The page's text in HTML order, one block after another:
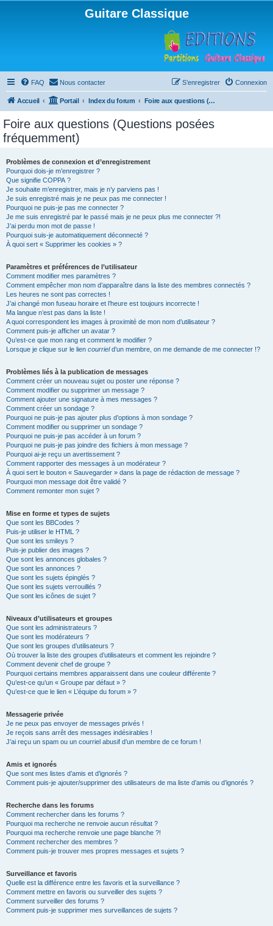
Guitare Classique
FAQ Nous contacter Connexion
S’enregistrer
Accueil Portail Index du forum Foire aux questions (Questions posées fréquemment)
Foire aux questions (Questions posées
fréquemment)
Problèmes de connexion et d’enregistrement
Pourquoi dois-je m’enregistrer ?
Que signifie COPPA ?
Je souhaite m’enregistrer, mais je n’y parviens pas !
Je suis enregistré mais je ne peux pas me connecter !
Pourquoi ne puis-je pas me connecter ?
Je me suis enregistré par le passé mais je ne peux plus me connecter ?!
J’ai perdu mon mot de passe !
Pourquoi suis-je automatiquement déconnecté ?
À quoi sert « Supprimer les cookies » ?
Paramètres et préférences de l’utilisateur
Comment modifier mes paramètres ?
Comment empêcher mon nom d’apparaître dans la liste des membres connectés ?
Les heures ne sont pas correctes !
J’ai changé mon fuseau horaire et l’heure est toujours incorrecte !
Ma langue n’est pas dans la liste !
A quoi correspondent les images à proximité de mon nom d’utilisateur ?
Comment puis-je afficher un avatar ?
Qu’est-ce que mon rang et comment le modifier ?
Lorsque je clique sur le lien courrield’un membre, on me demande de me connecter !?
Problèmes liés à la publication de messages
Comment créer un nouveau sujet ou poster une réponse ?
Comment modifier ou supprimer un message ?
Comment ajouter une signature à mes messages ?
Comment créer un sondage ?
Pourquoi ne puis-je pas ajouter plus d’options à mon sondage ?
Comment modifier ou supprimer un sondage ?
Pourquoi ne puis-je pas accéder à un forum ?
Pourquoi ne puis-je pas joindre des fichiers à mon message ?
Pourquoi ai-je reçu un avertissement ?
Comment rapporter des messages à un modérateur ?
À quoi sert le bouton « Sauvegarder » dans la page de rédaction de message ?
Pourquoi mon message doit être validé ?
Comment remonter mon sujet ?
Mise en forme et types de sujets
Que sont les BBCodes ?
Puis-je utiliser le HTML ?
Que sont les smileys ?
Puis-je publier des images ?
Que sont les annonces globales ?
Que sont les annonces ?
Que sont les sujets épinglés ?
Que sont les sujets verrouillés ?
Que sont les icônes de sujet ?
Niveaux d’utilisateurs et groupes
Que sont les administrateurs ?
Que sont les modérateurs ?
Que sont les groupes d’utilisateurs ?
Où trouver la liste des groupes d’utilisateurs et comment les rejoindre ?
Comment devenir chef de groupe ?
Pourquoi certains membres apparaissent dans une couleur différente ?
Qu’est-ce qu’un « Groupe par défaut » ?
Qu’est-ce que le lien « L’équipe du forum » ?
Messagerie privée
Je ne peux pas envoyer de messages privés !
Je reçois sans arrêt des messages indésirables !
J’ai reçu un spam ou un courriel abusif d’un membre de ce forum !
Amis et ignorés
Que sont mes listes d’amis et d’ignorés ?
Comment puis-je ajouter/supprimer des utilisateurs de ma liste d’amis ou d’ignorés ?
Recherche dans les forums
Comment rechercher dans les forums ?
Pourquoi ma recherche ne renvoie aucun résultat ?
Pourquoi ma recherche renvoie une page blanche ?!
Comment rechercher des membres ?
Comment puis-je trouver mes propres messages et sujets ?
Surveillance et favoris
Quelle est la différence entre les favoris et la surveillance ?
Comment mettre en favoris ou surveiller des sujets ?
Comment surveiller des forums ?
Comment puis-je supprimer mes surveillances de sujets ?